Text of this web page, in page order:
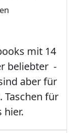
mit 14
beliebter -
aber für
für
hier.